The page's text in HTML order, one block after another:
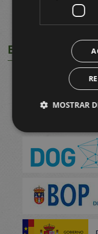
BOLETÍNS E D.O.
MOSTRAR